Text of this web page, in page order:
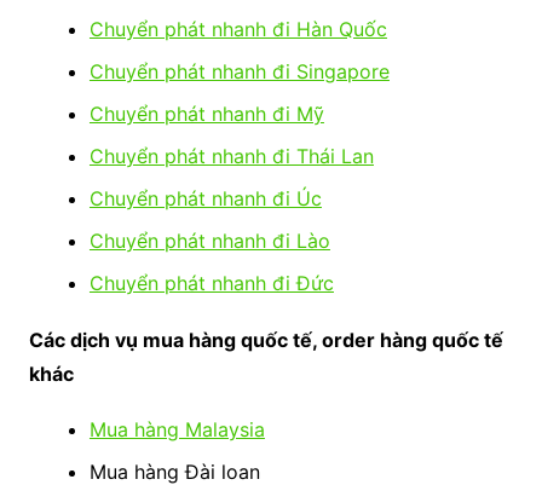
Chuyển phát nhanh đi Hàn Quốc
Chuyển phát nhanh đi Singapore
Chuyển phát nhanh đi Mỹ
Chuyển phát nhanh đi Thái Lan
Chuyển phát nhanh đi Úc
Chuyển phát nhanh đi Lào
Chuyển phát nhanh đi Đức
Các dịch vụ mua hàng quốc tế, order hàng quốc tế
khác
Mua hàng Malaysia
Mua hàng Đài loan